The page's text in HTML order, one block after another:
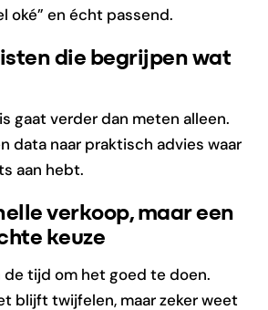
oké” en écht passend.
die begrijpen wat
gaat verder dan meten alleen.
data naar praktisch advies waar
aan hebt.
verkoop, maar een
keuze
de tijd om het goed te doen.
blijft twijfelen, maar zeker weet